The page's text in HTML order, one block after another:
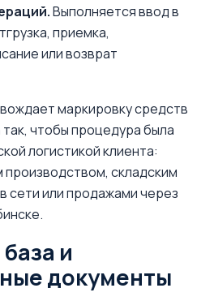
Выполняется ввод в
приемка,
или возврат
маркировку средств
чтобы процедура была
логистикой клиента:
складским
сети или продажами через
и
документы